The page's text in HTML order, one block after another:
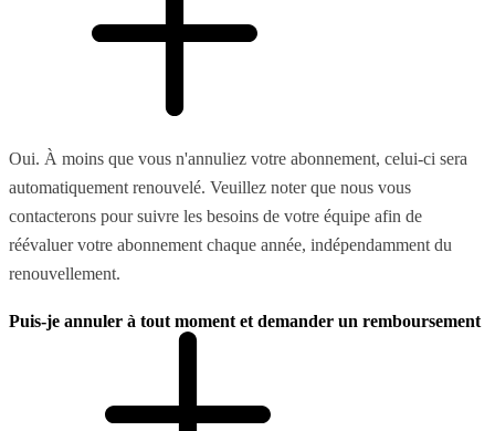
Oui. À moins que vous n'annuliez votre abonnement, celui-ci sera
automatiquement renouvelé. Veuillez noter que nous vous
contacterons pour suivre les besoins de votre équipe afin de
réévaluer votre abonnement chaque année, indépendamment du
renouvellement.
Puis-je annuler à tout moment et demander un remboursement